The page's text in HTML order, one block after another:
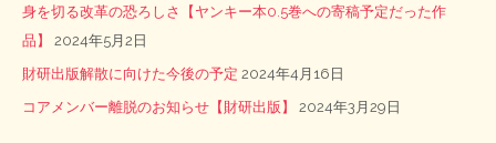
身を切る改革の恐ろしさ【ヤンキー本0.5巻への寄稿予定だった作
品】
2024年5月2日
財研出版解散に向けた今後の予定 2024年4月16日
コアメンバー離脱のお知らせ【財研出版】 2024年3月29日